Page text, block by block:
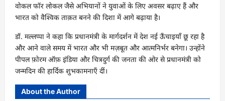
वोकल फॉर लोकल जैसे अभियानों ने युवाओं के लिए अवसर बढ़ाए हैं और
भारत को वैश्विक ताक़त बनने की दिशा में आगे बढ़ाया है।
डॉ. मल्लप्पा ने कहा कि प्रधानमंत्री के मार्गदर्शन में देश नई ऊँचाइयाँ छू रहा है
और आने वाले समय में भारत और भी मज़बूत और आत्मनिर्भर बनेगा। उन्होंने
पीपल फ़ोरम ऑफ़ इंडिया और चित्रदुर्ग की जनता की ओर से प्रधानमंत्री को
जन्मदिन की हार्दिक शुभकामनाएँ दीं।
About the Author